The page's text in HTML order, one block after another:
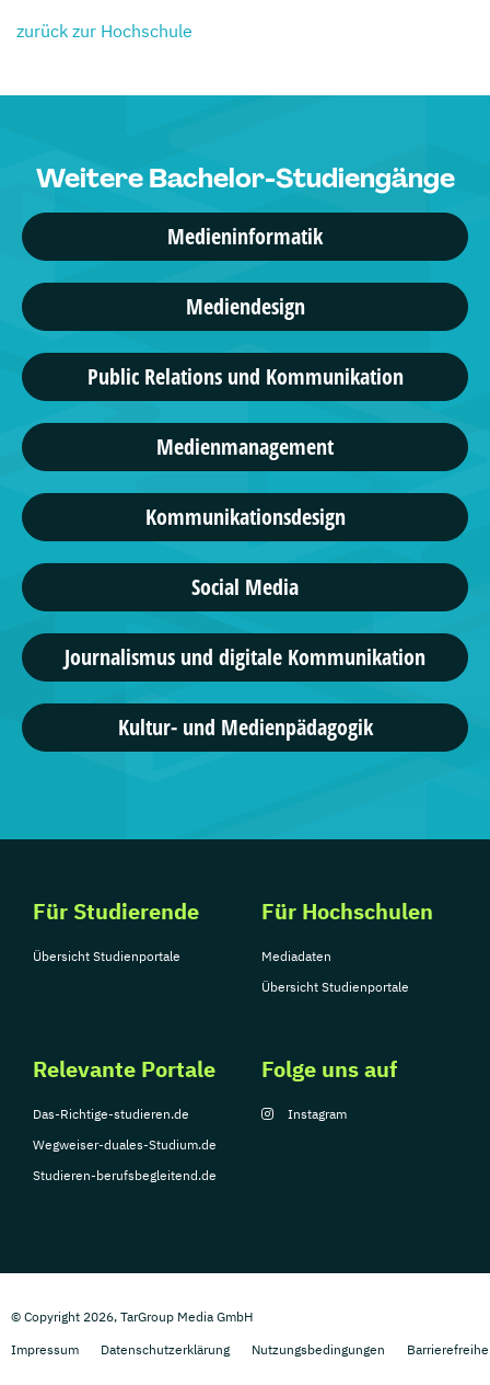
zurück zur Hochschule
Weitere Bachelor-Studiengänge
Medieninformatik
Mediendesign
Public Relations und Kommunikation
Medienmanagement
Kommunikationsdesign
Social Media
Journalismus und digitale Kommunikation
Kultur- und Medienpädagogik
Für Studierende
Übersicht Studienportale
Für Hochschulen
Mediadaten
Übersicht Studienportale
Relevante Portale
Das-Richtige-studieren.de
Wegweiser-duales-Studium.de
Studieren-berufsbegleitend.de
Folge uns auf
Instagram
© Copyright 2026, TarGroup Media GmbH
Impressum
Datenschutzerklärung Nutzungsbedingungen